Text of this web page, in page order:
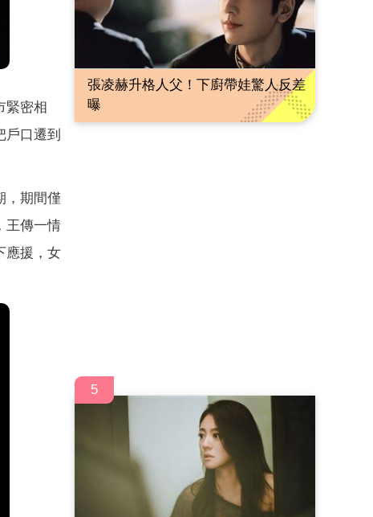
緊密相
口遷到
，期間僅
王傳一情
應援，女
張凌赫升格人父！下廚帶娃驚人反差
曝
5